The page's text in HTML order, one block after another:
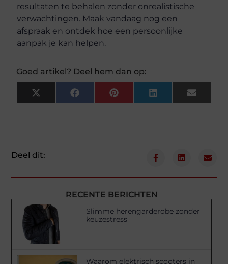
resultaten te behalen zonder onrealistische
verwachtingen. Maak vandaag nog een
afspraak en ontdek hoe een persoonlijke
aanpak je kan helpen.
Goed artikel? Deel hem dan op:
X
(Twitter)
FacebookPinterestLinkedInEmail
Deel dit:
RECENTE BERICHTEN
Slimme herengarderobe zonder
keuzestress
Waarom elektrisch scooters in